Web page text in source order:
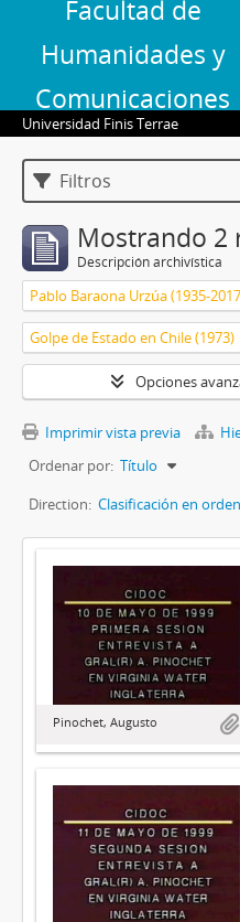
Facultad de
Humanidades y
Comunicaciones
Universidad Finis Terrae
Filtros
Mostrando 2
Descripción archivística
Pablo Baraona Urzúa (1935-
Golpe de Estado en Chile (1973)
Opciones
Imprimir vista previa
Ordenar por: Título
Direction: Clasificación en
Pinochet, Augusto